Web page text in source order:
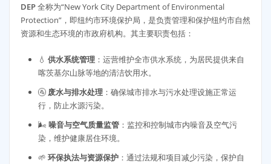
DEP全称为“New York City Department of Environmental
Protection”，即纽约市环境保护局，是负责管理和保护纽约市自然
资源和生态环境的市政府机构。其主要职责包括：
💧供水系统管理 ：运营维护全市供水系统，为居民提供来自
喀茨基尔山脉等地的清洁饮用水。
🚰 废水与排水处理 ：确保城市排水与污水处理设施正常运
行，防止水源污染。
🌬️噪音与空气质量监管 ：监控和控制城市内噪音及空气污
染，维护健康居住环境。
🌱环保执法与资源保护 ：通过法规和项目减少污染，保护自